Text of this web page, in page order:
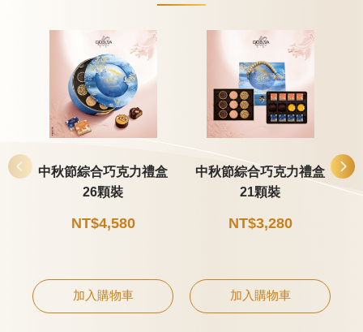
中秋節綜合巧克力禮盒
26顆裝
NT$4,580
加入購物車
中秋節綜合巧克力禮盒
21顆裝
NT$3,280
加入購物車